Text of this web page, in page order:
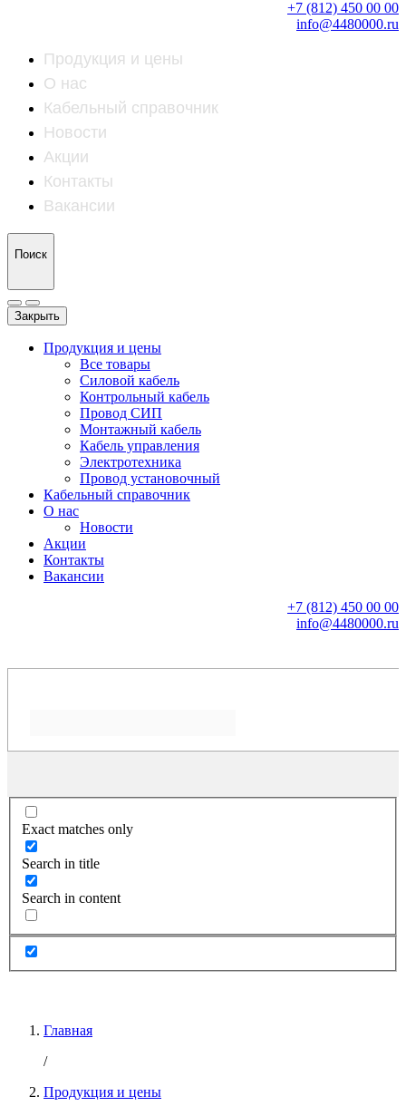
+7 (812) 450 00 00
info@4480000.ru
Продукция и цены
О нас
Кабельный справочник
Новости
Акции
Контакты
Вакансии
Поиск
Закрыть
Продукция и цены
Все товары
Силовой кабель
Контрольный кабель
Провод СИП
Монтажный кабель
Кабель управления
Электротехника
Провод установочный
Кабельный справочник
О нас
Новости
Акции
Контакты
Вакансии
+7 (812) 450 00 00
info@4480000.ru
Exact matches only
Search in title
Search in content
Главная
/
Продукция и цены